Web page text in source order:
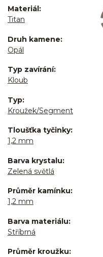
Materiál
Titan
Druh kamene
Opál
Typ zavírání
Kloub
Typ
Kroužek/Segment
Tloušťka tyčinky
1,2 mm
Barva krystalu
Zelená světlá
Průměr kamínku
1,2 mm
Barva materiálu
Stříbrná
Průměr kroužku